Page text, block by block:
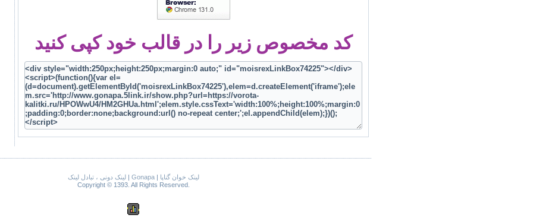
کد مخصوص زیر را در قالب خود کپی کنید
لینک دونی ، تبادل لینک| Gonapa| لینک خوان گناپا
Copyright © 1393. All Rights Reserved.